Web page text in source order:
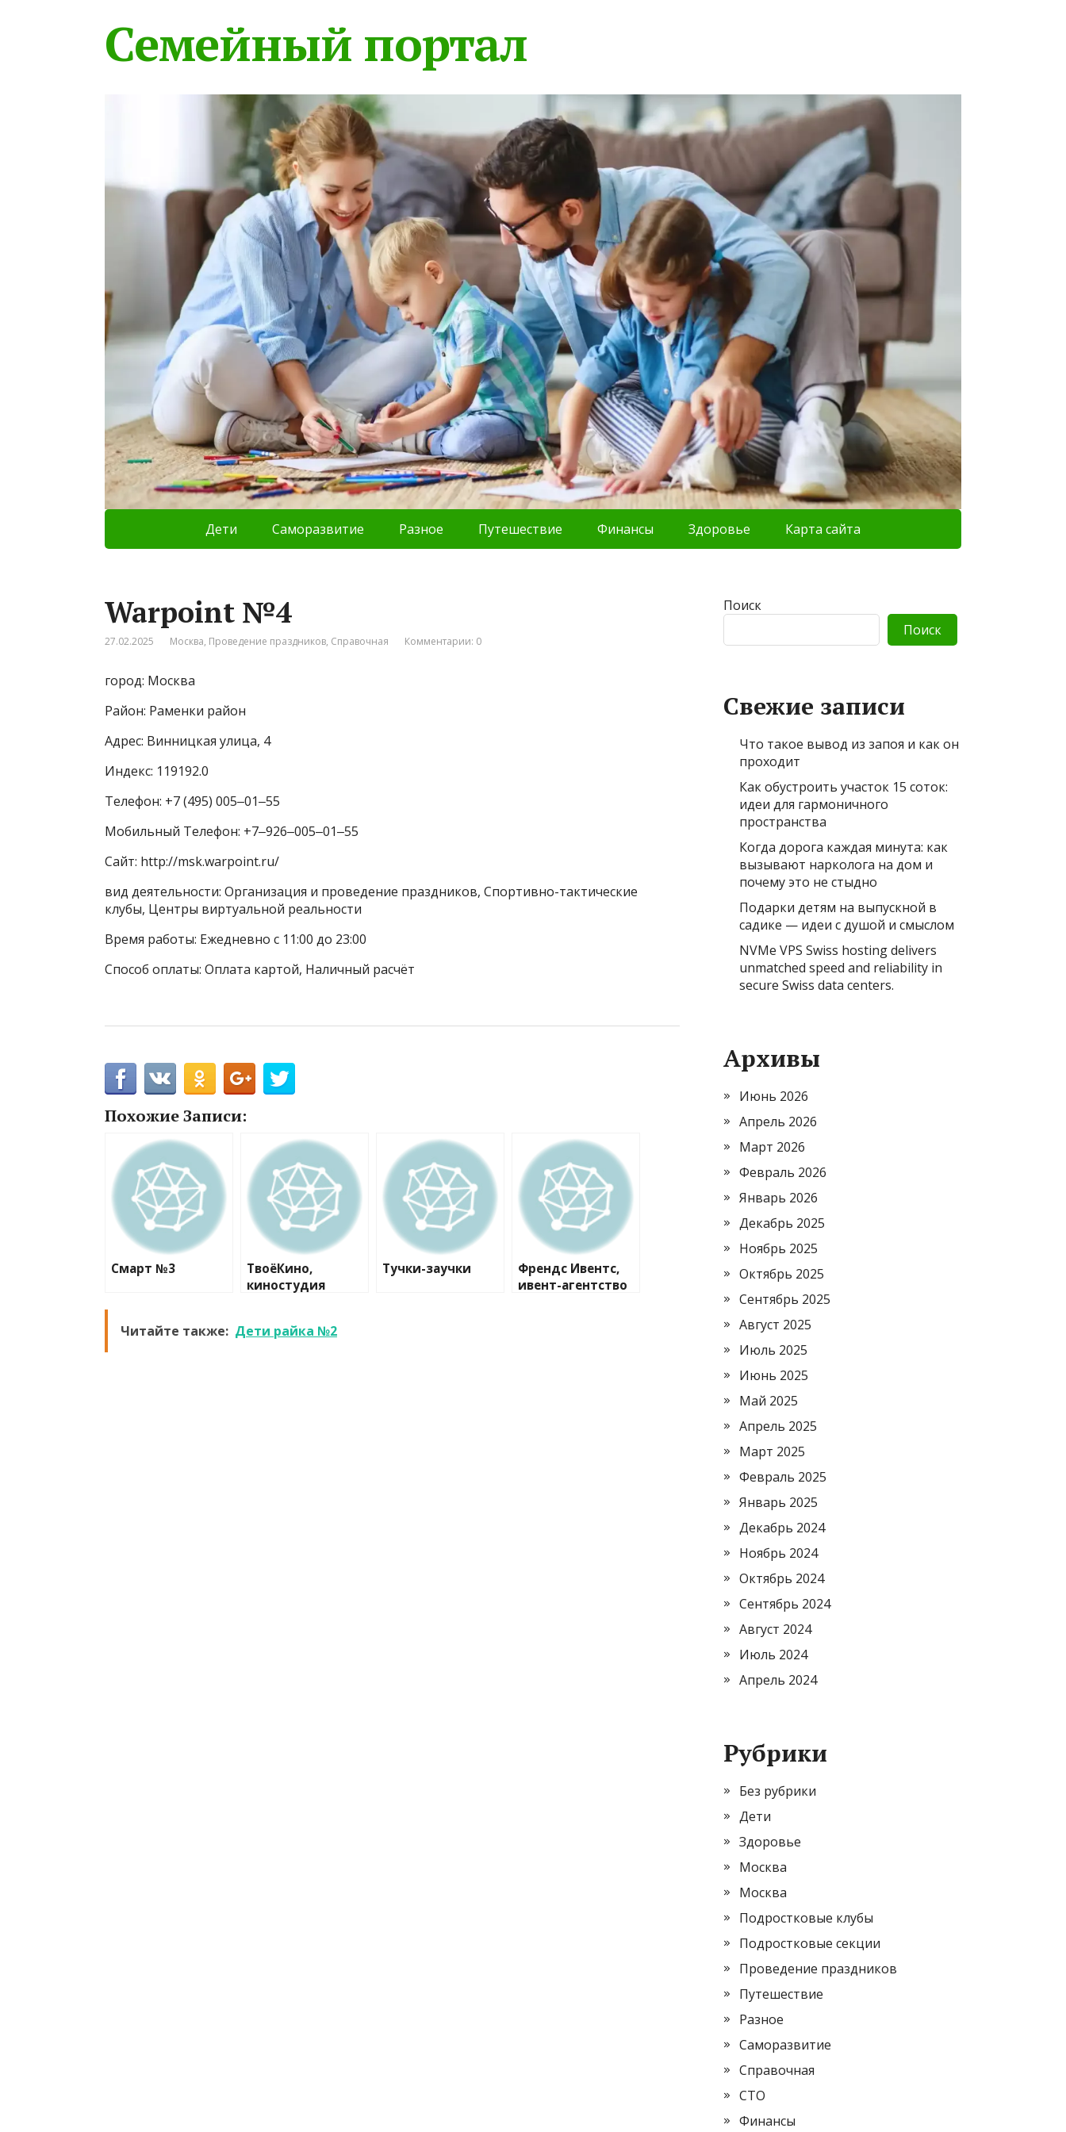
Семейный портал
Дети Саморазвитие Разное Путешествие Финансы Здоровье Карта сайта
Warpoint №4
27.02.2025 Москва, Проведение праздников, Справочная Комментарии: 0
город: Москва
Район: Раменки район
Адрес: Винницкая улица, 4
Индекс: 119192.0
Телефон: +7 (495) 005‒01‒55
Мобильный Телефон: +7‒926‒005‒01‒55
Сайт: http://msk.warpoint.ru/
вид деятельности: Организация и проведение праздников, Спортивно-тактические
клубы, Центры виртуальной реальности
Время работы: Ежедневно с 11:00 до 23:00
Способ оплаты: Оплата картой, Наличный расчёт
Похожие Записи:
Смарт №3
ТвоёКино,
киностудия
Тучки-заучки
Френдс Ивентс,
ивент-агентство
Читайте также: Дети райка №2
Поиск
Поиск
Свежие записи
Что такое вывод из запоя и как он
проходит
Как обустроить участок 15 соток:
идеи для гармоничного
пространства
Когда дорога каждая минута: как
вызывают нарколога на дом и
почему это не стыдно
Подарки детям на выпускной в
садике — идеи с душой и смыслом
NVMe VPS Swiss hosting delivers
unmatched speed and reliability in
secure Swiss data centers.
Архивы
Июнь 2026
Апрель 2026
Март 2026
Февраль 2026
Январь 2026
Декабрь 2025
Ноябрь 2025
Октябрь 2025
Сентябрь 2025
Август 2025
Июль 2025
Июнь 2025
Май 2025
Апрель 2025
Март 2025
Февраль 2025
Январь 2025
Декабрь 2024
Ноябрь 2024
Октябрь 2024
Сентябрь 2024
Август 2024
Июль 2024
Апрель 2024
Рубрики
Без рубрики
Дети
Здоровье
Москва
Москва
Подростковые клубы
Подростковые секции
Проведение праздников
Путешествие
Разное
Саморазвитие
Справочная
СТО
Финансы